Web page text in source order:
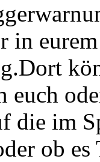
in
euch
die im
ob